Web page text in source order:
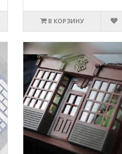
В КОРЗИНУ